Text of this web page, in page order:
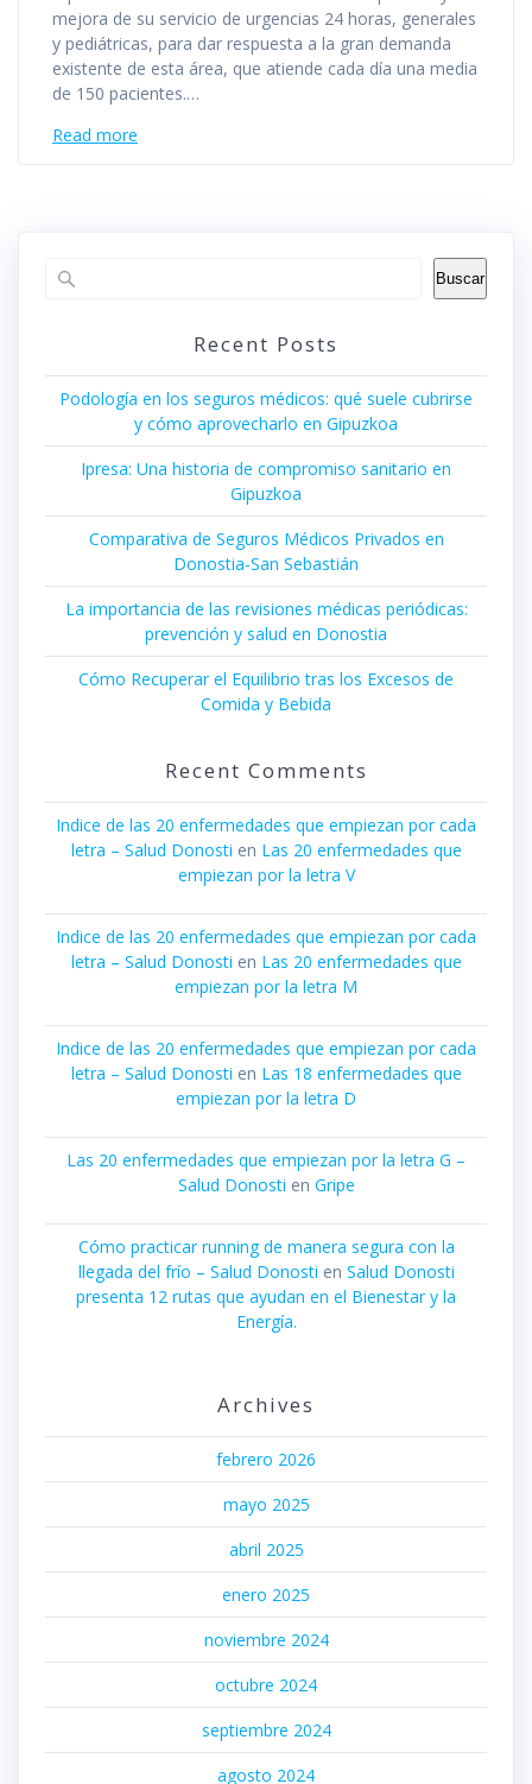
mejora de su servicio de urgencias 24 horas, generales
y pediátricas, para dar respuesta a la gran demanda
existente de esta área, que atiende cada día una media
de 150 pacientes.…
Read more
Buscar
Recent Posts
Podología en los seguros médicos: qué suele cubrirse
y cómo aprovecharlo en Gipuzkoa
Ipresa: Una historia de compromiso sanitario en
Gipuzkoa
Comparativa de Seguros Médicos Privados en
Donostia-San Sebastián
La importancia de las revisiones médicas periódicas:
prevención y salud en Donostia
Cómo Recuperar el Equilibrio tras los Excesos de
Comida y Bebida
Recent Comments
Indice de las 20 enfermedades que empiezan por cada
letra – Salud Donosti en Las 20 enfermedades que
empiezan por la letra V
Indice de las 20 enfermedades que empiezan por cada
letra – Salud Donosti en Las 20 enfermedades que
empiezan por la letra M
Indice de las 20 enfermedades que empiezan por cada
letra – Salud Donosti en Las 18 enfermedades que
empiezan por la letra D
Las 20 enfermedades que empiezan por la letra G –
Salud Donosti en Gripe
Cómo practicar running de manera segura con la
llegada del frío – Salud Donosti en Salud Donosti
presenta 12 rutas que ayudan en el Bienestar y la
Energía.
Archives
febrero 2026
mayo 2025
abril 2025
enero 2025
noviembre 2024
octubre 2024
septiembre 2024
agosto 2024